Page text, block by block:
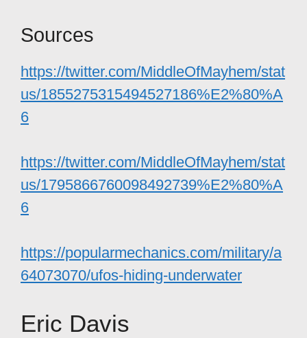
Sources
https://twitter.com/MiddleOfMayhem/stat
us/1855275315494527186%E2%80%A
6
https://twitter.com/MiddleOfMayhem/stat
us/1795866760098492739%E2%80%A
6
https://popularmechanics.com/military/a
64073070/ufos-hiding-underwater
Eric Davis